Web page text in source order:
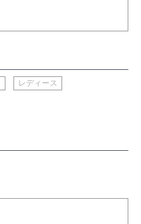
レディース